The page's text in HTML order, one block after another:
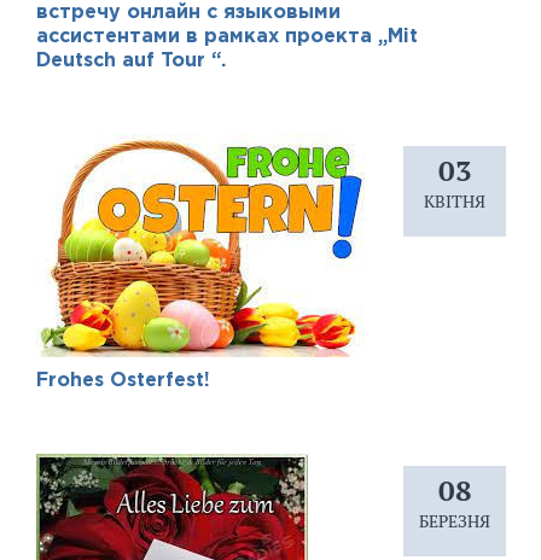
встречу онлайн с языковыми
ассистентами в рамках проекта „Mit
Deutsch auf Tour “.
03
КВІТНЯ
Frohes Osterfest!
08
БЕРЕЗНЯ